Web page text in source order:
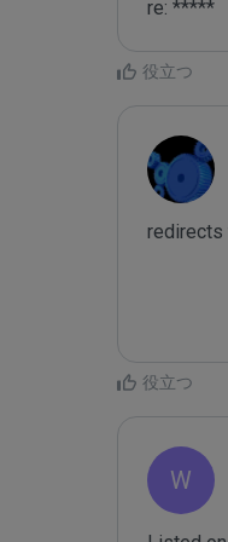
re: *****
役立つ
redirects
役立つ
W